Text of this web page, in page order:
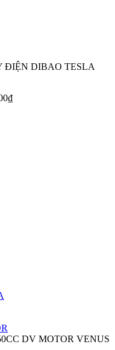
ĐIỆN DIBAO TESLA
DV MOTOR VENUS